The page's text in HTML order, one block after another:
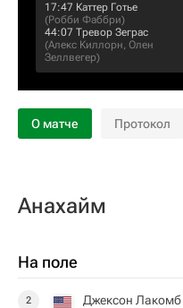
17:47 Каттер Готье
(Робби Фаббри)
44:07 Тревор Зеграс
(Алекс Киллорн, Олен
Зеллвегер)
О матче Протокол
Анахайм
На поле
2 Джексон Лакомб